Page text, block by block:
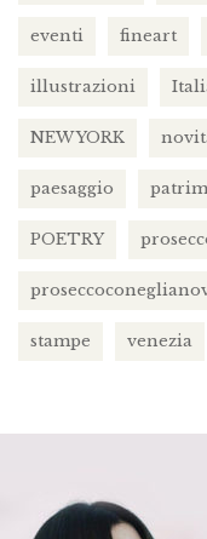
eventi fineart
illustrazioni
NEW YORK
paesaggio
POETRY
stampe venezia